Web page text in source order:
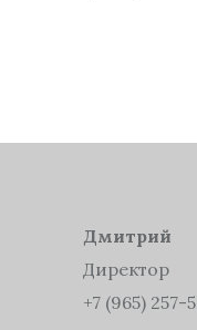
Дмитрий
Директор
+7 (965) 257-